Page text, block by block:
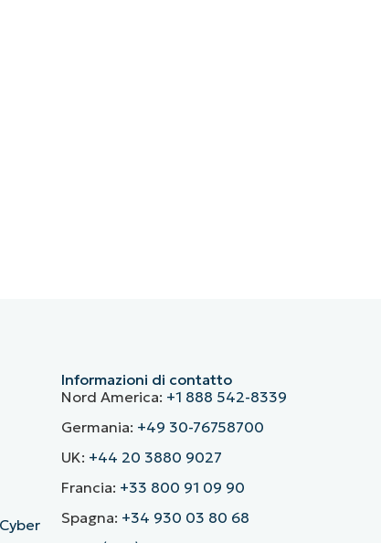
Informazioni di contatto
Nord America: +1 888 542-8339
Germania: +49 30-76758700
UK: +44 20 3880 9027
Francia: +33 800 91 09 90
Spagna: +34 930 03 80 68